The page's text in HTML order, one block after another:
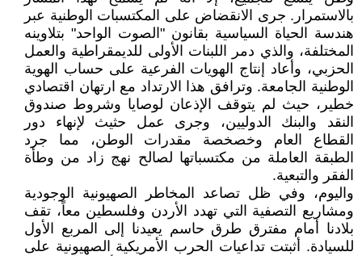
بالاستمرار. جرى الانقضاض على المكتسبات الوطنية عبر
هندسة الحياة السياسية بقانون "الصوت الواحد" بتلاوينه
المختلفة، والذي دمر اللبنات الأولى للديمقراطية والعمل
الحزبي، وأعاد إنتاج الهويات الفرعية على حساب الهوية
الوطنية الجامعة. وترافق هذا الارتداد مع ارتهان اقتصادي
خطير، حيث لم يتوقف الإذعان لوصايا وشروط صندوق
النقد والبنك الدوليين، وجرى عمل حثيث لإنهاء دور
القطاع العام وخصخصة مقدرات الوطن، مما جرد
الطبقة العاملة من مكتسباتها لصالح نهج زاد من وطأة
الفقر والتبعية.
​واليوم، وفي ظل تصاعد المخاطر الصهيونية الوجودية
ومشاريع التصفية التي تهدد الأردن وفلسطين معاً، تقف
بلادنا أمام مفترق طرق حاسم يعيدنا إلى المربع الأول
للسيادة. أثبتت تداعيات الحرب الأمريكية الصهيونية على